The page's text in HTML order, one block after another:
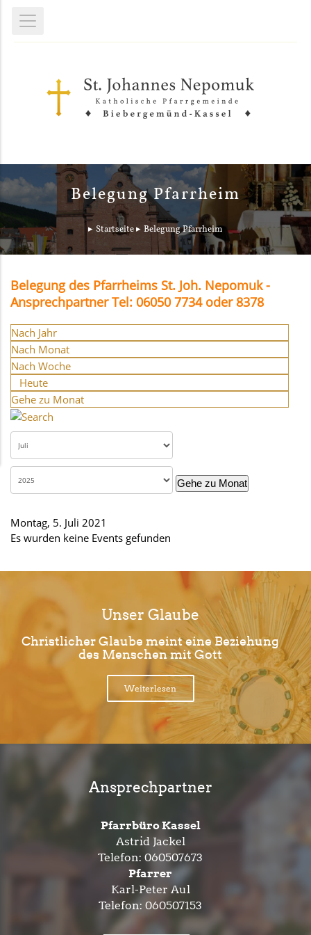
Belegung Pfarrheim
Startseite Belegung Pfarrheim
Belegung des Pfarrheims St. Joh. Nepomuk -
Ansprechpartner Tel: 06050 7734 oder 8378
Nach Jahr
Nach Monat
Nach Woche
Heute
Gehe zu Monat
Gehe zu Monat
Montag, 5. Juli 2021
Es wurden keine Events gefunden
Unser Glaube
Christlicher Glaube meint eine Beziehung
des Menschen mit Gott
Weiterlesen
Ansprechpartner
Pfarrbüro Kassel
Astrid Jackel
Telefon: 060507673
Pfarrer
Karl-Peter Aul
Telefon: 060507153